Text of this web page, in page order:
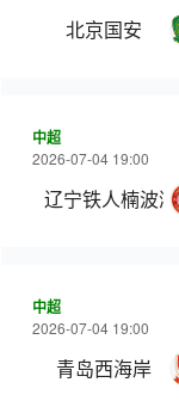
北京国安
中超
2026-07-04 19:00
辽宁铁人楠波湾
中超
2026-07-04 19:00
青岛西海岸